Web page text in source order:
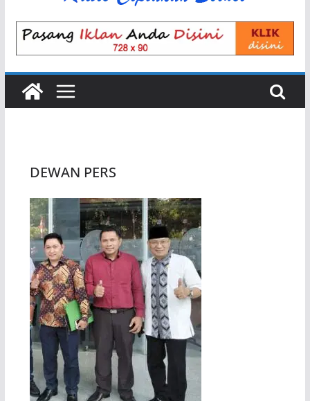
DEWAN PERS